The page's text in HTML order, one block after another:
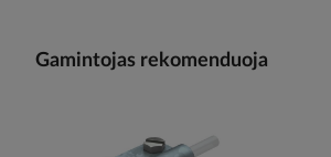
Gamintojas rekomenduoja